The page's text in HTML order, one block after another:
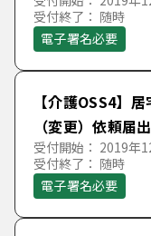
受付終了： 随時
電子署名必要
【介護OSS4】
（変更）依頼届
受付開始： 2019年
受付終了： 随時
電子署名必要